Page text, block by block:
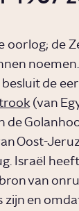
oorlog; de
de
(van
Oost-
Israël
van
zijn en